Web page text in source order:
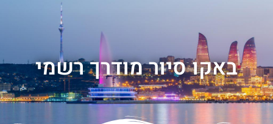
באקו סיור מודרך רשמי